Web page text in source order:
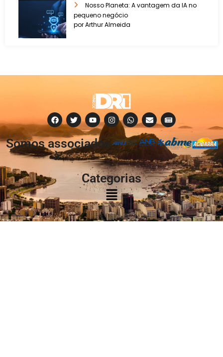
Nosso Planeta: A vantagem da IA no
pequeno negócio
por Arthur Almeida
Somos associados
à:
Categorias